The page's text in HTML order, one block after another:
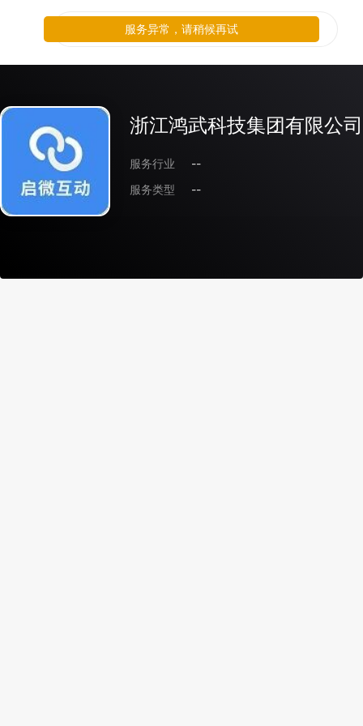
浙江鸿武科技集团有限公司
服务行业
--
服务类型
--
服务异常，请稍候再试